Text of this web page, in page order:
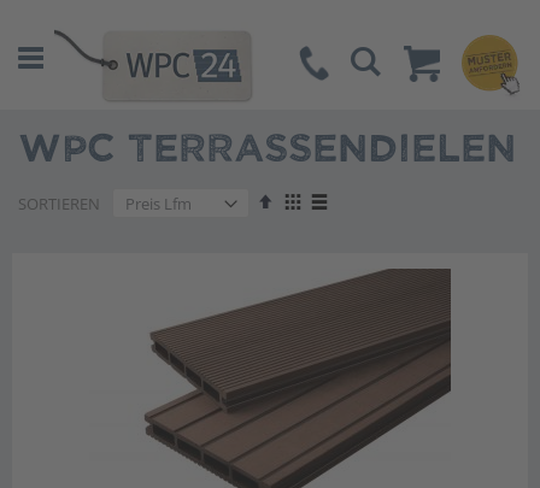
Suche
WPC TERRASSENDIELEN
SORTIEREN
AbsteigendAnzeigen